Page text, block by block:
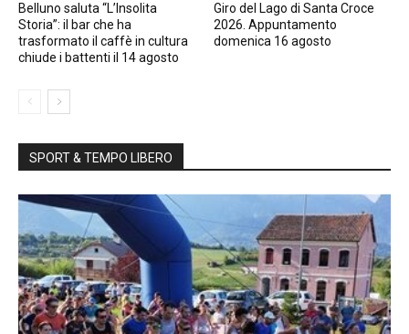
Belluno saluta “L’Insolita
Storia”: il bar che ha
trasformato il caffè in cultura
chiude i battenti il 14 agosto
Giro del Lago di Santa Croce
2026. Appuntamento
domenica 16 agosto
SPORT & TEMPO LIBERO